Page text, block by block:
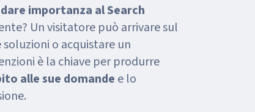
dare importanza al Search
Un visitatore può arrivare sul
o acquistare un
è la chiave per produrre
alle sue domande e lo